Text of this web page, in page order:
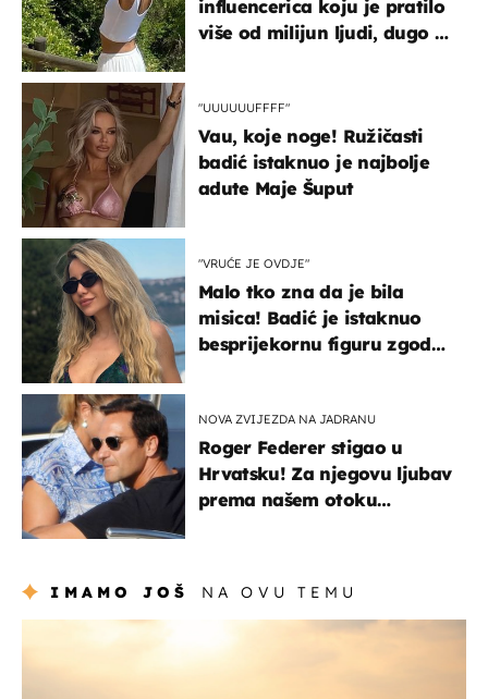
influencerica koju je pratilo
više od milijun ljudi, dugo se
"UUUUUUFFFF"
Vau, koje noge! Ružičasti
badić istaknuo je najbolje
adute Maje Šuput
"VRUĆE JE OVDJE"
Malo tko zna da je bila
misica! Badić je istaknuo
besprijekornu figuru zgodne
NOVA ZVIJEZDA NA JADRANU
Roger Federer stigao u
Hrvatsku! Za njegovu ljubav
prema našem otoku
IMAMO JOŠ NA OVU TEMU